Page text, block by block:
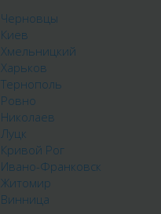
Черновцы
Киев
Хмельницкий
Харьков
Тернополь
Ровно
Николаев
Луцк
Кривой Рог
Ивано-Франковск
Житомир
Винница